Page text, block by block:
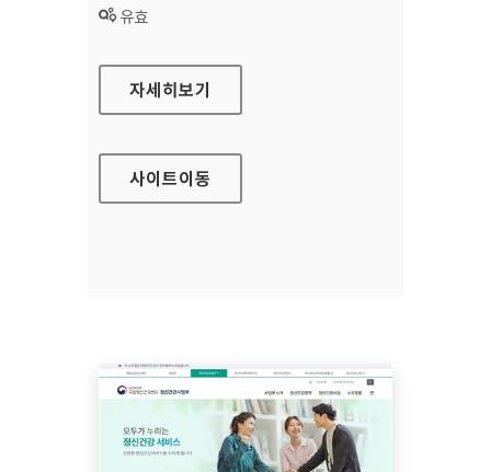
상태 :
유효
국립소록도병원 대표
자세히보기
사이트이동